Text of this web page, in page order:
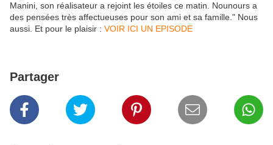
Manini, son réalisateur a rejoint les étoiles ce matin. Nounours a
des pensées très affectueuses pour son ami et sa famille." Nous
aussi. Et pour le plaisir : VOIR ICI UN EPISODE
Partager